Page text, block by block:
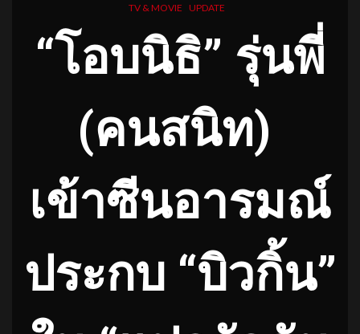
TV & MOVIE UPDATE
“โอบนิธิ” รุ่นพี่
(คนสนิท)
เข้าซีนอารมณ์
ประกบ “บิวกิ้น”